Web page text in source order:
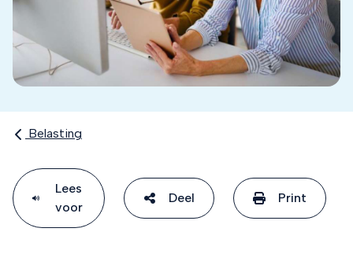
Belasting
Lees
voor
Deel Print